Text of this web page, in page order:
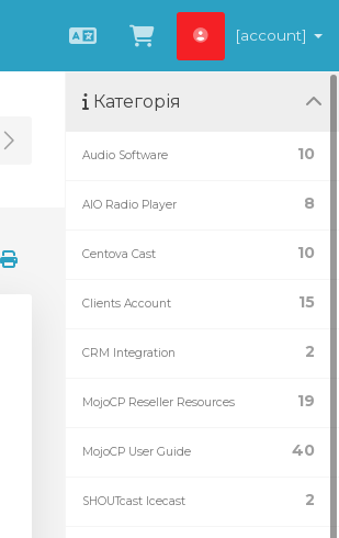
Українська
Переглянути
[account]
Toggle Sidebar
Категорія
10
Audio Software
8
AIO Radio Player
10
Centova Cast
15
Clients Account
2
CRM Integration
19
MojoCP Reseller Resources
40
MojoCP User Guide
2
SHOUTcast Icecast